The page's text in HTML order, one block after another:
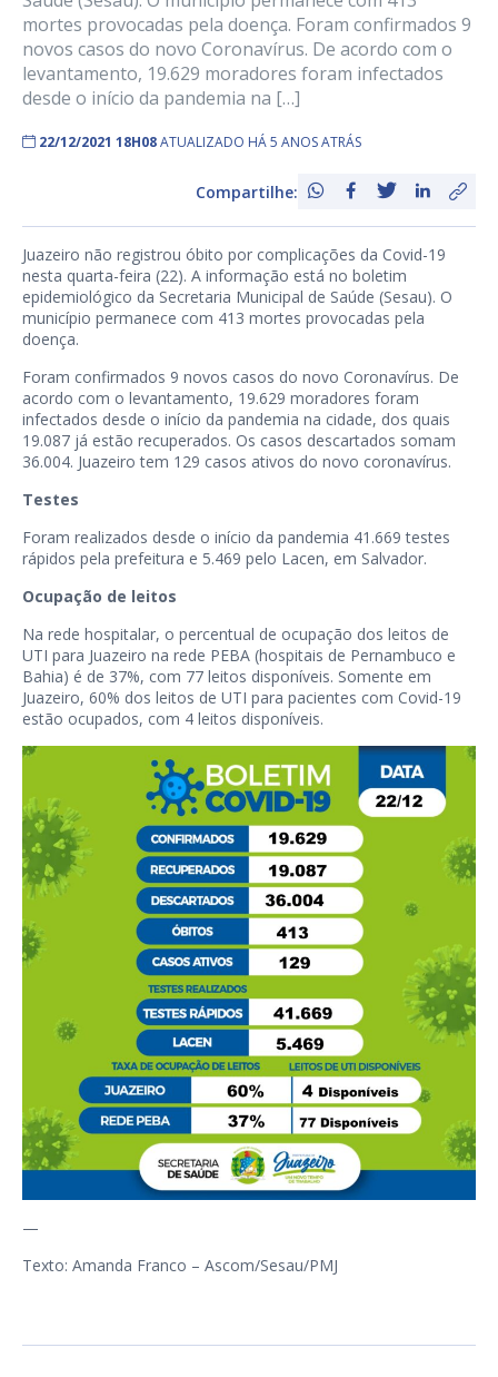
mortes provocadas pela doença. Foram confirmados 9
novos casos do novo Coronavírus. De acordo com o
levantamento, 19.629 moradores foram infectados
desde o início da pandemia na […]
22/12/2021 18H08ATUALIZADO HÁ 5 ANOS ATRÁS
Compartilhe:
Juazeiro não registrou óbito por complicações da Covid-19
nesta quarta-feira (22). A informação está no boletim
epidemiológico da Secretaria Municipal de Saúde (Sesau). O
município permanece com 413 mortes provocadas pela
doença.
Foram confirmados 9 novos casos do novo Coronavírus. De
acordo com o levantamento, 19.629 moradores foram
infectados desde o início da pandemia na cidade, dos quais
19.087 já estão recuperados. Os casos descartados somam
36.004. Juazeiro tem 129 casos ativos do novo coronavírus.
Testes
Foram realizados desde o início da pandemia 41.669 testes
rápidos pela prefeitura e 5.469 pelo Lacen, em Salvador.
Ocupação de leitos
Na rede hospitalar, o percentual de ocupação dos leitos de
UTI para Juazeiro na rede PEBA (hospitais de Pernambuco e
Bahia) é de 37%, com 77 leitos disponíveis. Somente em
Juazeiro, 60% dos leitos de UTI para pacientes com Covid-19
estão ocupados, com 4 leitos disponíveis.
—
Texto: Amanda Franco – Ascom/Sesau/PMJ